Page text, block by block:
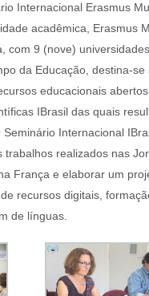
Internacional Erasmus
acadêmica, Erasmus
com 9 (nove)
da Educação, destina-
educacionais
IBrasil das quais
Seminário Internacional
trabalhos realizados nas
França e elaborar um
recursos digitais,
de línguas.